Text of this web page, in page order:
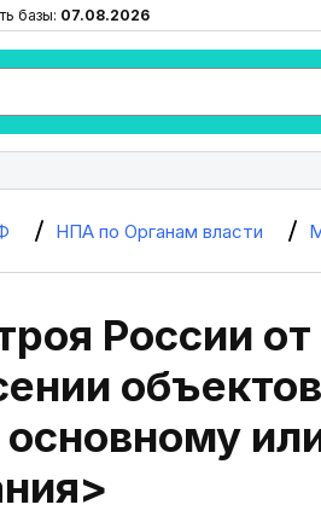
базы: 07.08.2026
НПА по Органам власти
России
основному